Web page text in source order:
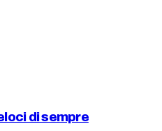
di sempre